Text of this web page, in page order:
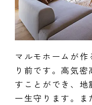
マルモホームが
り前です。高気
すことができ、地
一生守ります。